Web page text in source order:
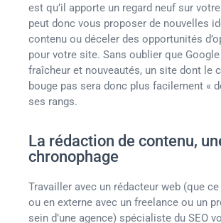
est qu’il apporte un regard neuf sur
peut donc vous proposer de nouvelles
contenu ou déceler des opportunités
pour votre site. Sans oublier que
fraîcheur et nouveautés, un site dont le
bouge pas sera donc plus facilement «
ses rangs.
La rédaction de contenu,
chronophage
Travailler avec un rédacteur web (que
ou en externe avec un freelance ou un
sein d’une agence) spécialiste du SEO